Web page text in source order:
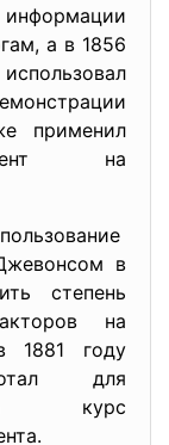
а в 1856
применил
на
в
степень
на
1881 году
для
курс